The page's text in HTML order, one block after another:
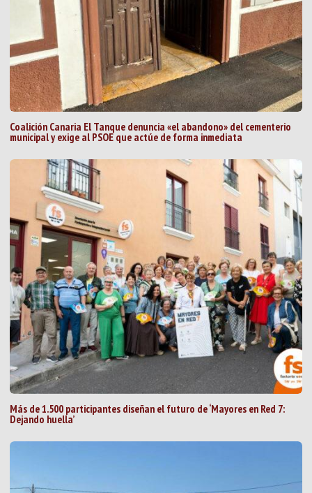
Coalición Canaria El Tanque denuncia «el abandono» del cementerio
municipal y exige al PSOE que actúe de forma inmediata
Más de 1.500 participantes diseñan el futuro de ‘Mayores en Red 7:
Dejando huella’